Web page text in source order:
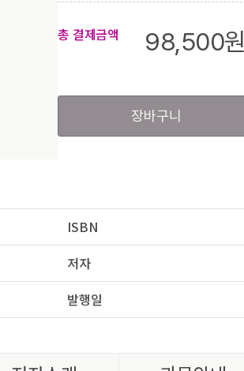
총 결제금액 98,500원
장바구니
ISBN
저자
발행일